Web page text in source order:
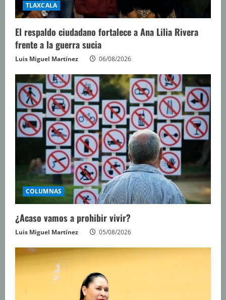
TLAXCALA
El respaldo ciudadano fortalece a Ana Lilia Rivera
frente a la guerra sucia
Luis Miguel Martínez 06/08/2026
COLUMNAS
¿Acaso vamos a prohibir vivir?
Luis Miguel Martínez 05/08/2026